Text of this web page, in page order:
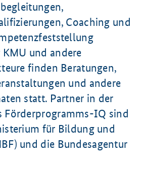
Coaching und
und andere
finden Beratungen,
und andere
statt. Partner in der
Förderprogramms-IQ sind
für Bildung und
und die Bundesagentur